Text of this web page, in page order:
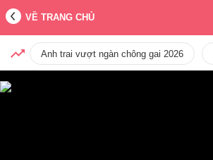
VỀ TRANG CHỦ
Anh trai vượt ngàn chông gai 2026